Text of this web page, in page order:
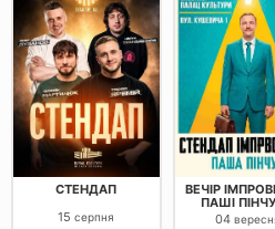
СТЕНДАП
15серпня
ВЕЧІР
ПАШІ
04